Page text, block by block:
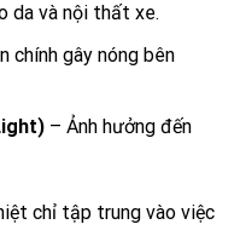
da và nội thất xe.
chính gây nóng bên
– Ảnh hưởng đến
chỉ tập trung vào việc